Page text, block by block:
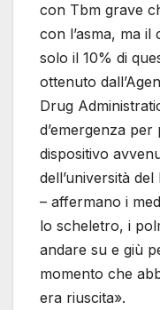
con Tbm grave
con l’asma, ma
solo il 10% di
ottenuto
Drug
d’emergenza
dispositivo
dell’università
– affermano i
lo scheletro, i
andare su e giù
momento che
era riuscita».